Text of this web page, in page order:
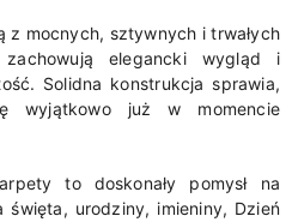
z mocnych, sztywnych i trwałych
zachowują elegancki wygląd i
Solidna konstrukcja sprawia,
wyjątkowo już w momencie
to doskonały pomysł na
urodziny, imieniny, Dzień